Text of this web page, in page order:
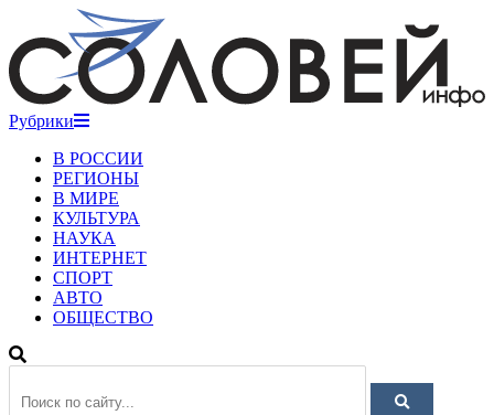
Рубрики
В РОССИИ
РЕГИОНЫ
В МИРЕ
КУЛЬТУРА
НАУКА
ИНТЕРНЕТ
СПОРТ
АВТО
ОБЩЕСТВО